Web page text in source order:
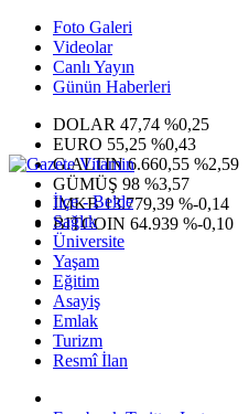
Foto Galeri
Videolar
Canlı Yayın
Günün Haberleri
DOLAR 47,74 %0,25
EURO 55,25 %0,43
G.ALTIN6.660,55 %2,59
GÜMÜŞ 98 %3,57
IMKB13.779,39 %-0,14
BITCOIN 64.939 %-0,10
İlçe - Belde
Sağlık
Üniversite
Yaşam
Eğitim
Asayiş
Emlak
Turizm
Resmî İlan